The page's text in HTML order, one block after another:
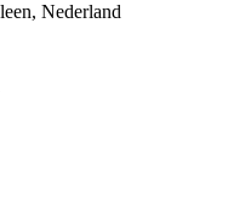
Nederland